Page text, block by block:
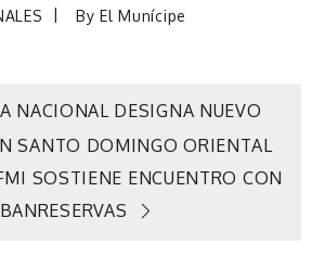
ByEl Munícipe
NACIONAL DESIGNA NUEVO
SANTO DOMINGO ORIENTAL
SOSTIENE ENCUENTRO CON
BANRESERVAS